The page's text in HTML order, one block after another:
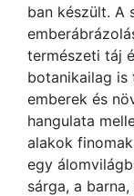
ban készült. A
természeti táj
botanikailag is
emberek és
hangulata
alakok
egy
sárga, a